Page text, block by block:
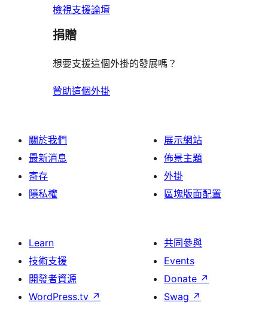
檢視支援論壇
捐贈
想要支援這個外掛的發展嗎？
贊助這個外掛
關於我們
最新消息
寄存
隱私權
展示網站
佈景主題
外掛
區塊版面配置
Learn
技術支援
開發者資源
WordPress.tv ↗
共同參與
Events
Donate ↗
Swag ↗